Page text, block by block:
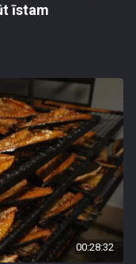
īstam
00:28:32